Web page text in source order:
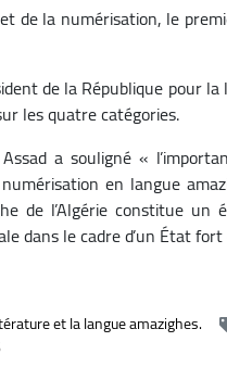
de la numérisation, le
de la République pour
les quatre catégories.
a souligné «
en langue
de l’Algérie constitue un
dans le cadre d’un État
et la langue amazighes.